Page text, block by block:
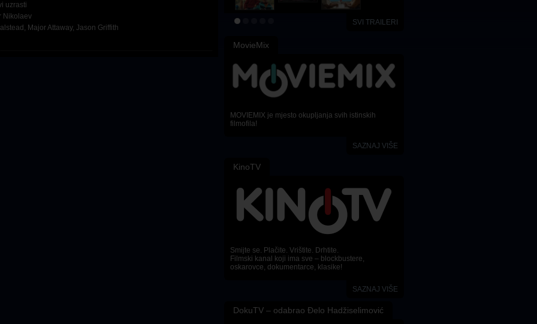
uzrasti
Nikolaev
, Major Attaway, Jason Griffith
SVI TRAILERI
MovieMix
MOVIEMIX je mjesto okupljanja svih istinskih
filmofila!
SAZNAJ VIŠE
KinoTV
Smijte se. Plačite. Vrištite. Drhtite.
Filmski kanal koji ima sve – blockbustere,
oskarovce, dokumentarce, klasike!
SAZNAJ VIŠE
DokuTV – odabrao Đelo Hadžiselimović